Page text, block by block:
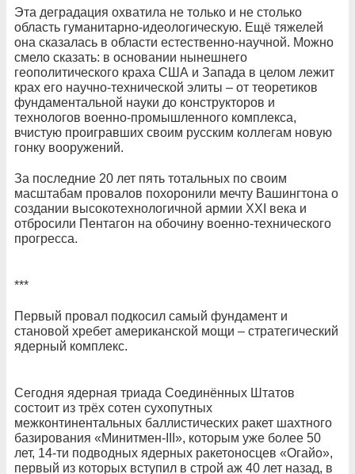
Эта деградация охватила не только и не столько
область гуманитарно-идеологическую. Ещё тяжелей
она сказалась в области естественно-научной. Можно
смело сказать: в основании нынешнего
геополитического краха США и Запада в целом лежит
крах его научно-технической элиты – от теоретиков
фундаментальной науки до конструкторов и
технологов военно-промышленного комплекса,
вчистую проигравших своим русским коллегам новую
гонку вооружений.
За последние 20 лет пять тотальных по своим
масштабам провалов похоронили мечту Вашингтона о
создании высокотехнологичной армии XXI века и
отбросили Пентагон на обочину военно-технического
прогресса.
***
Первый провал подкосил самый фундамент и
становой хребет американской мощи – стратегический
ядерный комплекс.
Сегодня ядерная триада Соединённых Штатов
состоит из трёх сотен сухопутных
межконтинентальных баллистических ракет шахтного
базирования «Минитмен-III», которым уже более 50
лет, 14-ти подводных ядерных ракетоносцев «Огайо»,
первый из которых вступил в строй аж 40 лет назад, в